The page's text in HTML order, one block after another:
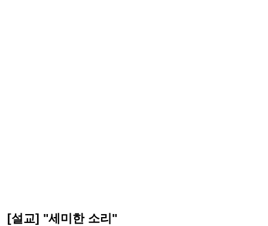
[설교] "세미한 소리"